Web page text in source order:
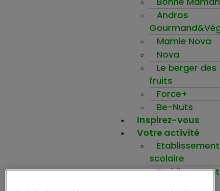
Andros
Mamie Nova
Nova
Le berger des
fruits
Force+
Be-Nuts
Inspirez-vous
Votre activité
Etablissement
scolaire